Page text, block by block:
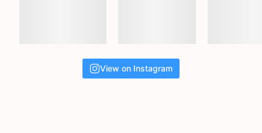
View on Instagram